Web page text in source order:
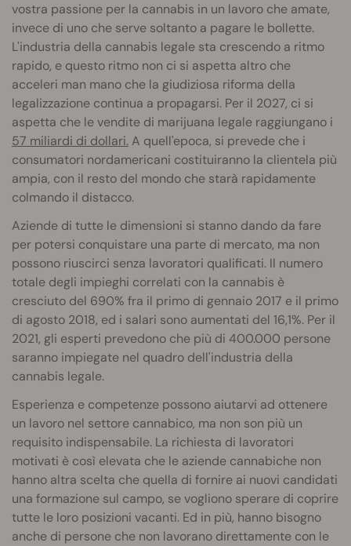
vostra passione per la cannabis in un lavoro che amate,
invece di uno che serve soltanto a pagare le bollette.
L'industria della cannabis legale sta crescendo a ritmo
rapido, e questo ritmo non ci si aspetta altro che
acceleri man mano che la giudiziosa riforma della
legalizzazione continua a propagarsi. Per il 2027, ci si
aspetta che le vendite di marijuana legale raggiungano i
57 miliardi di dollari.A quell'epoca, si prevede che i
consumatori nordamericani costituiranno la clientela più
ampia, con il resto del mondo che starà rapidamente
colmando il distacco.
Aziende di tutte le dimensioni si stanno dando da fare
per potersi conquistare una parte di mercato, ma non
possono riuscirci senza lavoratori qualificati. Il numero
totale degli impieghi correlati con la cannabis è
cresciuto del 690% fra il primo di gennaio 2017 e il primo
di agosto 2018, ed i salari sono aumentati del 16,1%. Per il
2021, gli esperti prevedono che più di 400.000 persone
saranno impiegate nel quadro dell'industria della
cannabis legale.
Esperienza e competenze possono aiutarvi ad ottenere
un lavoro nel settore cannabico, ma non son più un
requisito indispensabile. La richiesta di lavoratori
motivati è così elevata che le aziende cannabiche non
hanno altra scelta che quella di fornire ai nuovi candidati
una formazione sul campo, se vogliono sperare di coprire
tutte le loro posizioni vacanti. Ed in più, hanno bisogno
anche di persone che non lavorano direttamente con le